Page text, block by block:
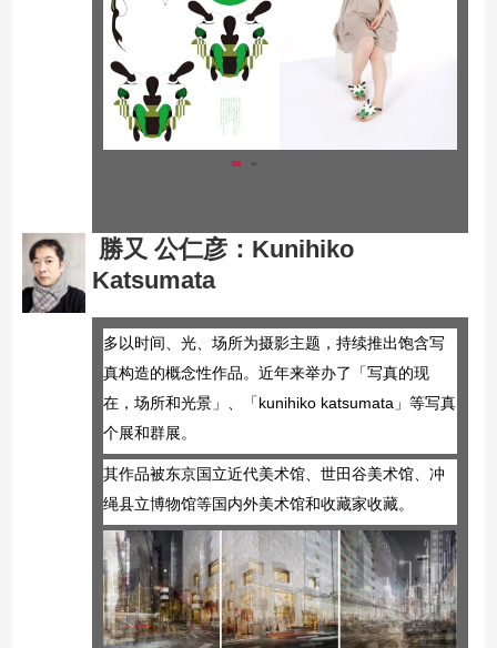
勝又 公仁彦：Kunihiko
Katsumata
多以时间、光、场所为摄影主题，持续推出饱含写
真构造的概念性作品。近年来举办了「写真的现
在，场所和光景」、「kunihiko katsumata」等写真
个展和群展。
其作品被东京国立近代美术馆、世田谷美术馆、冲
绳县立博物馆等国内外美术馆和收藏家收藏。